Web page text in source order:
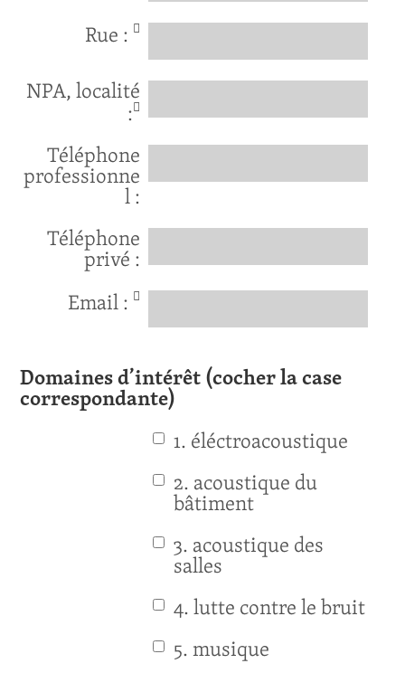
Rue :
NPA, localité
:
Téléphone
professionne
l :
Téléphone
privé :
Email :
Domaines d’intérêt (cocher la case
correspondante)
1. éléctroacoustique
2. acoustique du
bâtiment
3. acoustique des
salles
4. lutte contre le bruit
5. musique